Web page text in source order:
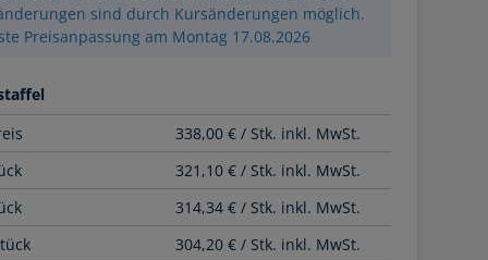
sind durch Kursänderungen möglich.
Preisanpassung am Montag 17.08.2026
338,00 € / Stk. inkl. MwSt.
321,10 € / Stk. inkl. MwSt.
314,34 € / Stk. inkl. MwSt.
304,20 € / Stk. inkl. MwSt.